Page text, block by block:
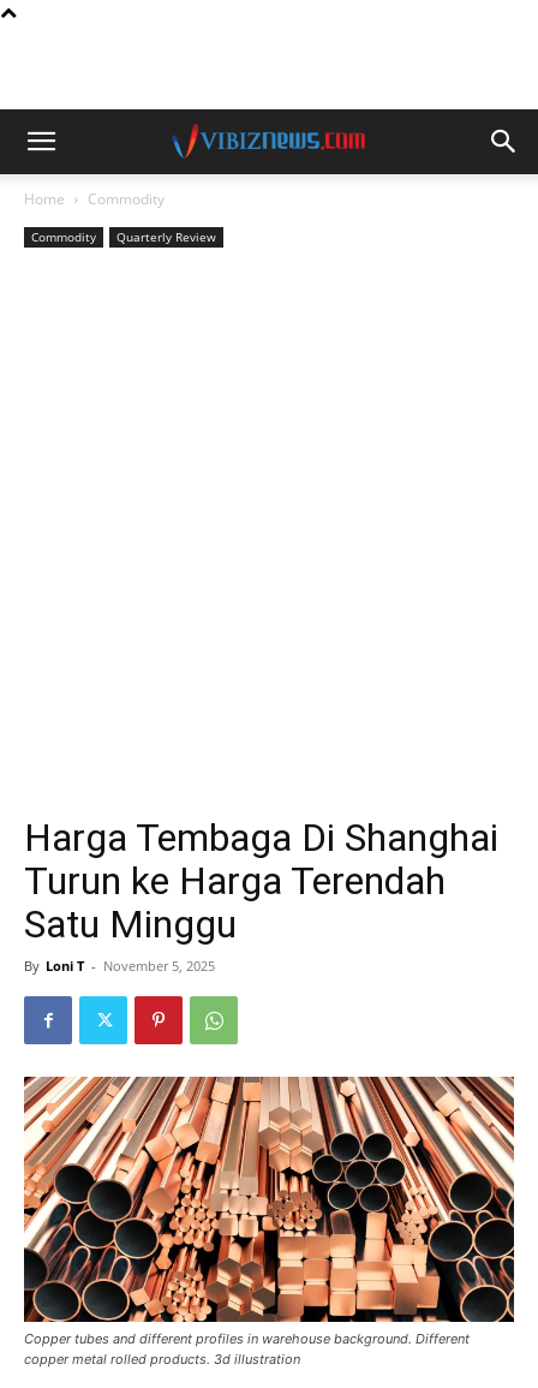
Home Commodity
Commodity Quarterly Review
Harga Tembaga Di Shanghai
Turun ke Harga Terendah
Satu Minggu
By Loni T - November 5, 2025
Copper tubes and different profiles in warehouse background. Different
copper metal rolled products. 3d illustration